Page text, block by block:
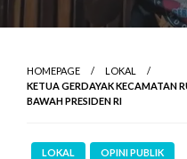
HOMEPAGE
LOKAL
KETUA GERDAYAK KECAMATAN
BAWAH PRESIDEN RI
LOKAL OPINI PUBLIK